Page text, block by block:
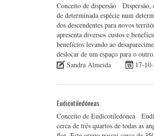
Conceito de dispersão Dispersão,
de determinada espécie num
dos descendentes para novos
apresenta diversos custos e
benefícios levando ao
deslocar de um espaço para o
Sandra Almeida
17-
Eudicotiledóneas
Conceito de Eudicotiledónea
cerca de três quartos de todas as